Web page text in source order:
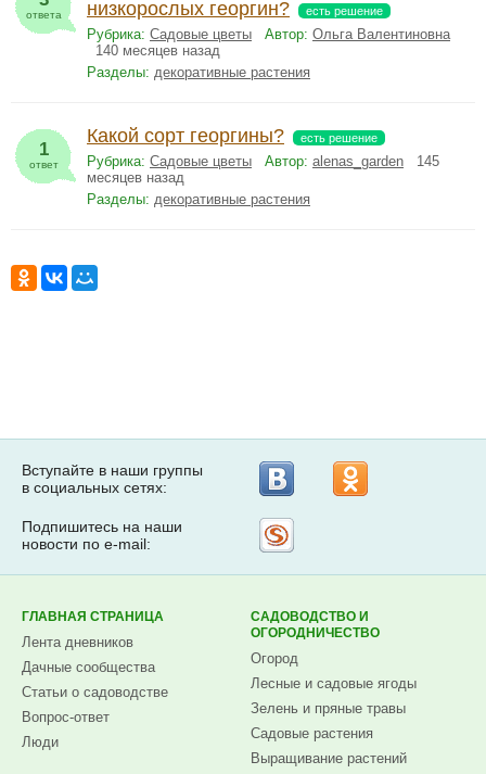
ответа
низкорослых георгин?
есть решение
Рубрика: Садовые цветы Автор: Ольга Валентиновна
140 месяцев назад
Разделы: декоративные растения
1
ответ
Какой сорт георгины? есть решение
Рубрика: Садовые цветы Автор: alenas_garden 145
месяцев назад
Разделы: декоративные растения
Вступайте в наши группы
в социальных сетях:
Подпишитесь на наши
новости по e-mail:
ГЛАВНАЯ СТРАНИЦА
Лента дневников
Дачные сообщества
Статьи о садоводстве
Вопрос-ответ
Люди
САДОВОДСТВО И
ОГОРОДНИЧЕСТВО
Огород
Лесные и садовые ягоды
Зелень и пряные травы
Садовые растения
Выращивание растений